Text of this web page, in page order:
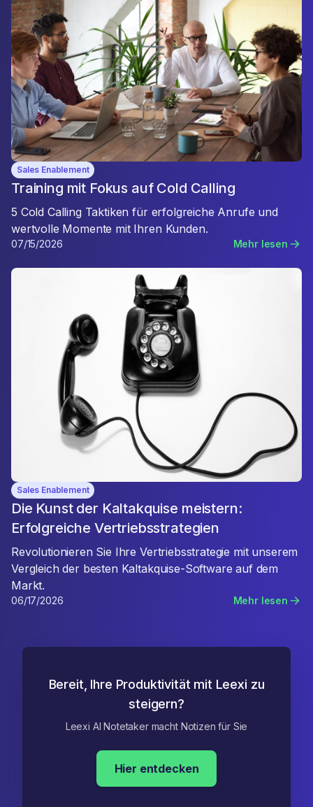
Sales Enablement
Training mit Fokus auf Cold Calling
5 Cold Calling Taktiken für erfolgreiche Anrufe und
wertvolle Momente mit Ihren Kunden.
07/15/2026 Mehr lesen
Sales Enablement
Die Kunst der Kaltakquise meistern:
Erfolgreiche Vertriebsstrategien
Revolutionieren Sie Ihre Vertriebsstrategie mit unserem
Vergleich der besten Kaltakquise-Software auf dem
Markt.
06/17/2026 Mehr lesen
Bereit, Ihre Produktivität mit Leexi zu
steigern?
Leexi AI Notetaker macht Notizen für Sie
Hier entdecken